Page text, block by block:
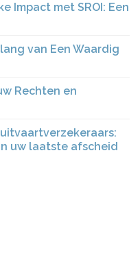
Impact met SROI: Een
van Een Waardig
Rechten en
uw laatste afscheid